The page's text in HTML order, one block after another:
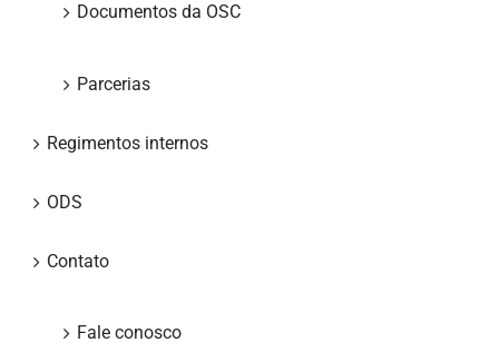
Documentos da OSC
Parcerias
Regimentos internos
ODS
Contato
Fale conosco